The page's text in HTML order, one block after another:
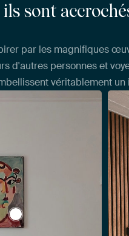
sont
par les magnifiques
d'autres personnes et
véritablement un
View Portrait de femme,